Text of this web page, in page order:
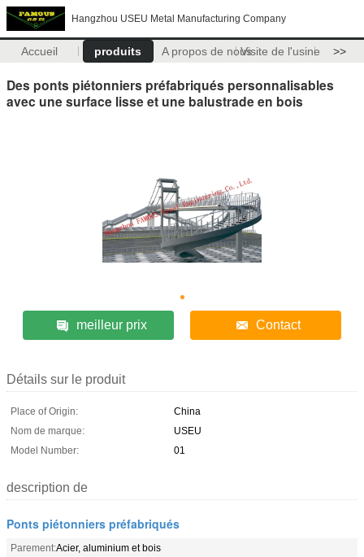
Hangzhou USEU Metal Manufacturing Company
Accueil produits A propos de nousVisite de l'usine >>
Des ponts piétonniers préfabriqués personnalisables
avec une surface lisse et une balustrade en bois
meilleur prix Contact
Détails sur le produit
Place of Origin:
China
Nom de marque:
USEU
Model Number:
01
description de
Ponts piétonniers préfabriqués
Parement:Acier, aluminium et bois